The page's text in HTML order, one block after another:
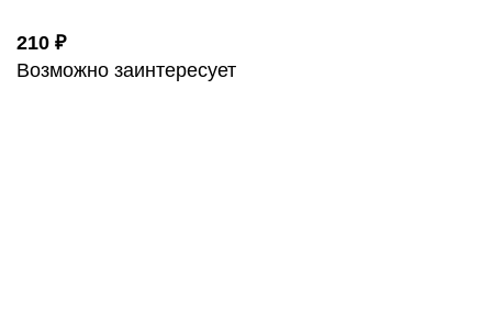
210 ₽
Возможно заинтересует